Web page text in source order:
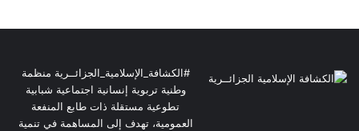
#الكشافة_الإسلامية_الجزائــرية منظمة
وطنية تربوية إنسانية اجتماعية شبابية
تطوعية مستقلة ذات طابع المنفعة
العمومية، تهدف إلى المساهمة في تنمية